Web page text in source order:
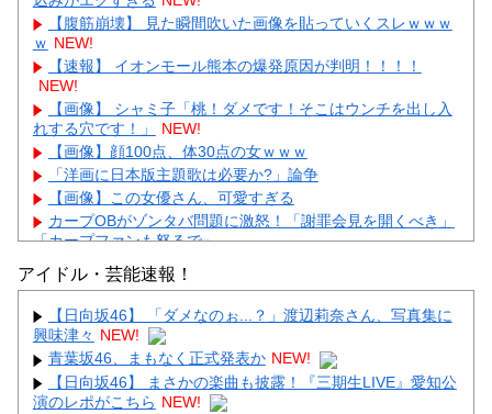
【腹筋崩壊】 見た瞬間吹いた画像を貼っていくスレｗｗｗ
ｗ NEW!
【速報】 イオンモール熊本の爆発原因が判明！！！！
NEW!
【画像】 シャミ子「桃！ダメです！そこはウンチを出し入
れする穴です！」
NEW!
【画像】顔100点、体30点の女ｗｗｗ
「洋画に日本版主題歌は必要か?」論争
【画像】この女優さん、可愛すぎる
カープOBがゾンタバ問題に激怒！「謝罪会見を開くべき」
「カープファンも怒るで」
【画像】顔100点、体30点の女ｗｗｗ
Powered by livedoor 相互RSS
アイドル・芸能速報！
【日向坂46】 「ダメなのぉ...？」渡辺莉奈さん、写真集に
興味津々 NEW!
青葉坂46、まもなく正式発表か NEW!
【日向坂46】 まさかの楽曲も披露！『三期生LIVE』愛知公
演のレポがこちら NEW!